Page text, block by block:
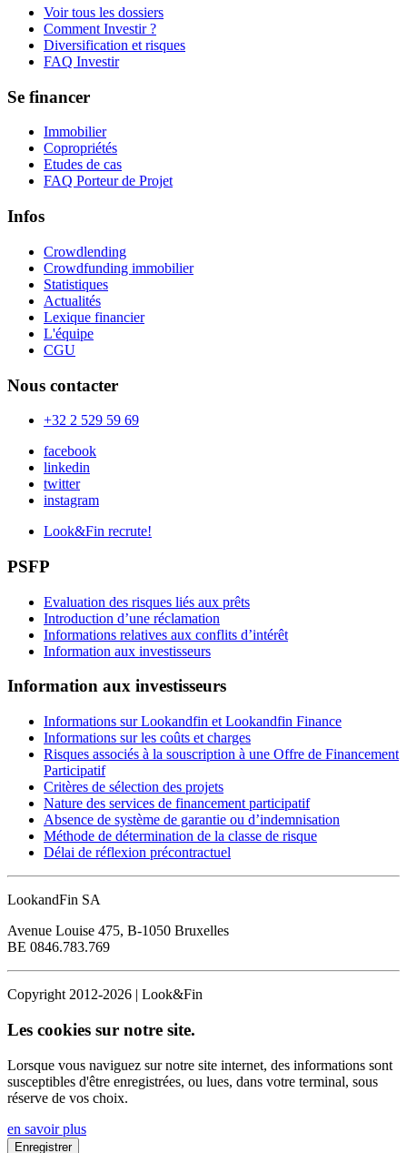
Voir tous les dossiers
Comment Investir ?
Diversification et risques
FAQ Investir
Se financer
Immobilier
Copropriétés
Etudes de cas
FAQ Porteur de Projet
Infos
Crowdlending
Crowdfunding immobilier
Statistiques
Actualités
Lexique financier
L'équipe
CGU
Nous contacter
+32 2 529 59 69
facebook
linkedin
twitter
instagram
Look&Fin recrute!
PSFP
Evaluation des risques liés aux prêts
Introduction d’une réclamation
Informations relatives aux conflits d’intérêt
Information aux investisseurs
Information aux investisseurs
Informations sur Lookandfin et Lookandfin Finance
Informations sur les coûts et charges
Risques associés à la souscription à une Offre de Financement
Participatif
Critères de sélection des projets
Nature des services de financement participatif
Absence de système de garantie ou d’indemnisation
Méthode de détermination de la classe de risque
Délai de réflexion précontractuel
LookandFin SA
Avenue Louise 475, B-1050 Bruxelles
BE 0846.783.769
Copyright 2012-2026 | Look&Fin
Les cookies sur notre site.
Lorsque vous naviguez sur notre site internet, des informations sont
susceptibles d'être enregistrées, ou lues, dans votre terminal, sous
réserve de vos choix.
en savoir plus
Enregistrer